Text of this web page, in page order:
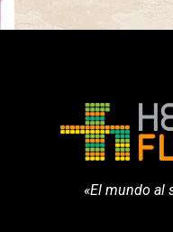
«El mundo al